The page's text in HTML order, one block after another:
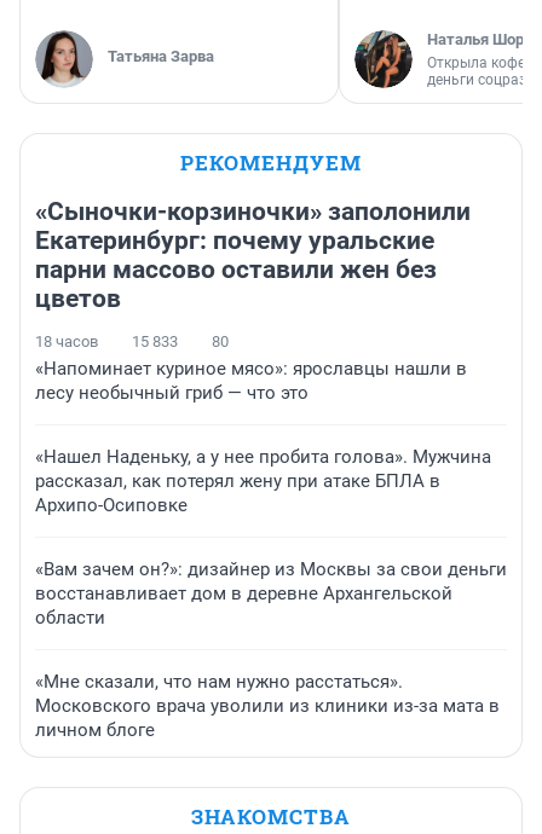
Татьяна Зарва
Наталья
Открыла
деньги
РЕКОМЕНДУЕМ
«Сыночки-корзиночки» заполонили
Екатеринбург: почему уральские
парни массово оставили жен без
цветов
18 часов 15 833 80
«Напоминает куриное мясо»: ярославцы нашли в
лесу необычный гриб — что это
«Нашел Наденьку, а у нее пробита голова». Мужчина
рассказал, как потерял жену при атаке БПЛА в
Архипо-Осиповке
«Вам зачем он?»: дизайнер из Москвы за свои деньги
восстанавливает дом в деревне Архангельской
области
«Мне сказали, что нам нужно расстаться».
Московского врача уволили из клиники из-за мата в
личном блоге
ЗНАКОМСТВА